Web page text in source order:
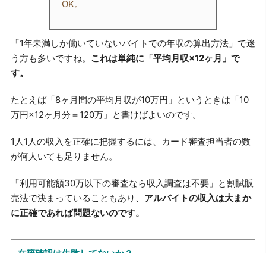
OK。
「1年未満しか働いていないバイトでの年収の算出方法」で迷
う方も多いですね。 これは単純に「平均月収×12ヶ月」で
す。
たとえば「8ヶ月間の平均月収が10万円」というときは「10
万円×12ヶ月分＝120万」と書けばよいのです。
1人1人の収入を正確に把握するには、カード審査担当者の数
が何人いても足りません。
「利用可能額30万以下の審査なら収入調査は不要」と割賦販
売法で決まっていることもあり、 アルバイトの収入は大まか
に正確であれば問題ないのです。